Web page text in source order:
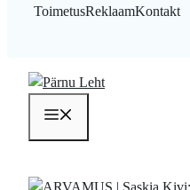
ToimetusReklaamKontakt